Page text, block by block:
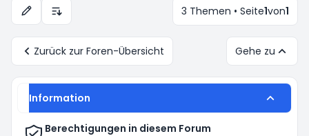
Anzeige- und Sortierungs-Einstellungen
3 Themen • Seite1von1
Zurück zur Foren-Übersicht Gehe zu
Information
Berechtigungen in diesem Forum